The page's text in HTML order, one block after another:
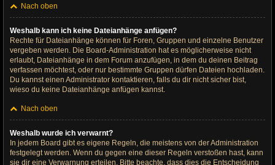
Nach oben
Weshalb kann ich keine Dateianhänge anfügen?
Rechte für Dateianhänge können für Foren, Gruppen und einzelne Benutzer
vergeben werden. Die Board-Administration hat es möglicherweise nicht
erlaubt, Dateianhänge in dem Forum anzufügen, in dem du deinen Beitrag
verfassen möchtest, oder nur bestimmte Gruppen dürfen Dateien hochladen.
Du kannst einen Administrator kontaktieren, falls du dir nicht sicher bist,
wieso du keine Dateianhänge anfügen kannst.
Nach oben
Weshalb wurde ich verwarnt?
In jedem Board gibt es eigene Regeln, die meistens von der Administration
festgelegt werden. Wenn du gegen eine dieser Regeln verstoßen hast, kann
sie dir eine Verwarnung erteilen. Bitte beachte, dass dies die Entscheidung